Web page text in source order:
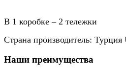
В 1 коробке – 2 тележки
Страна производитель: Турция
Наши преимущества